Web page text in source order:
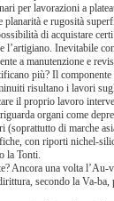
per lavorazioni a
e rugosità
di acquistare
Inevitabile
a manutenzione e
più? Il
risultano i lavori
il proprio lavoro
organi come
di marche
con riporti nichel-
la Tonti.
Ancora una volta
secondo la Va-